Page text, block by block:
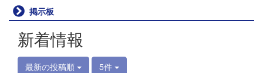
u
s
掲示板
新着情報
最新の投稿順 5件